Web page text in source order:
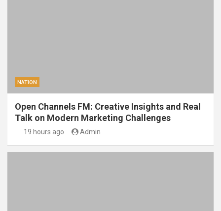
NATION
Open Channels FM: Creative Insights and Real
Talk on Modern Marketing Challenges
19 hours ago Admin